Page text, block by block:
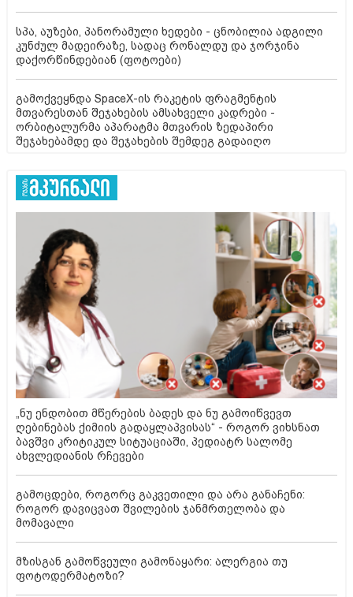
სპა, აუზები, პანორამული ხედები - ცნობილია ადგილი
კუნძულ მადეირაზე, სადაც რონალდუ და ჯორჯინა
დაქორწინდებიან (ფოტოები)
გამოქვეყნდა SpaceX-ის რაკეტის ფრაგმენტის
მთვარესთან შეჯახების ამსახველი კადრები -
ორბიტალურმა აპარატმა მთვარის ზედაპირი
შეჯახებამდე და შეჯახების შემდეგ გადაიღო
„ნუ ენდობით მწერების ბადეს და ნუ გამოიწვევთ
ღებინებას ქიმიის გადაყლაპვისას“ - როგორ ვიხსნათ
ბავშვი კრიტიკულ სიტუაციაში, პედიატრ სალომე
ახვლედიანის რჩევები
გამოცდები, როგორც გაკვეთილი და არა განაჩენი:
როგორ დავიცვათ შვილების ჯანმრთელობა და
მომავალი
მზისგან გამოწვეული გამონაყარი: ალერგია თუ
ფოტოდერმატოზი?